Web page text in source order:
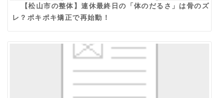
【松山市の整体】連休最終日の「体のだるさ」は骨のズ
レ？ポキポキ矯正で再始動！